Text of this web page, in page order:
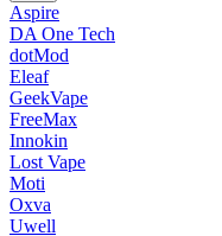
Aspire
DA One Tech
dotMod
Eleaf
GeekVape
FreeMax
Innokin
Lost Vape
Moti
Oxva
Uwell